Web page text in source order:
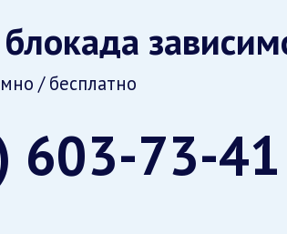
/ бесплатно
603-73-41